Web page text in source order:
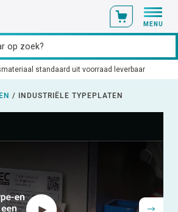
MENU
standaard uit voorraad leverbaar
/ INDUSTRIËLE TYPEPLATEN